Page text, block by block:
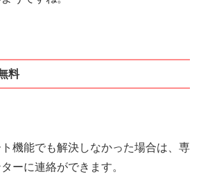
料
機能でも解決しなかった場合は、専
ーに連絡ができます。